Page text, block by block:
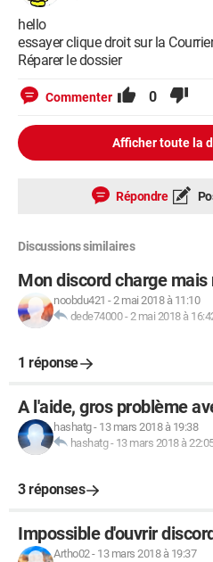
J'utilise énormément ma boîte
trouver une solution rapidement.
qui pourront m'aider à y voir plus
Et toutes mes excuses si le sujet
trouver ce qu'il fallait dans mon
hello
essayer clique droit sur la
Réparer le dossier
Commenter 0
Afficher toute la
Répondre
Discussions similaires
Mon discord charge mais
noobdu421 -2 mai 2018 à 11:10
dede74000-2 mai 2018 à
1 réponse
A l'aide, gros problème
hashatg- 13 mars 2018 à 19:38
hashatg- 13 mars 2018 à
3 réponses
Impossible d'ouvrir
Artho02- 13 mars 2018 à 19:37